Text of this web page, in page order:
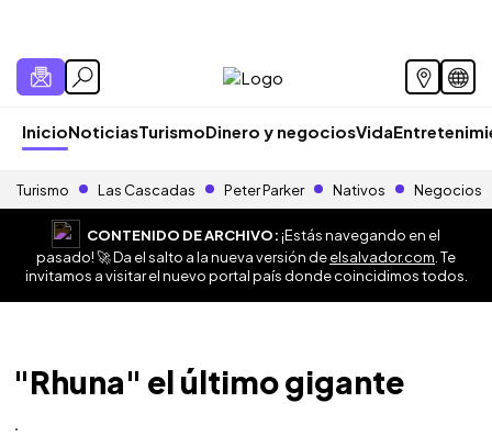
InicioNoticiasTurismoDinero y negociosVida
Turismo Las Cascadas Peter Parker Nativos Negocios
CONTENIDO DE ARCHIVO:¡Estás navegando en el
pasado! 🚀 Da el salto a la nueva versión deelsalvador.com . Te
invitamos a visitar el nuevo portal país donde coincidimos todos.
"Rhuna" el último gigante
.